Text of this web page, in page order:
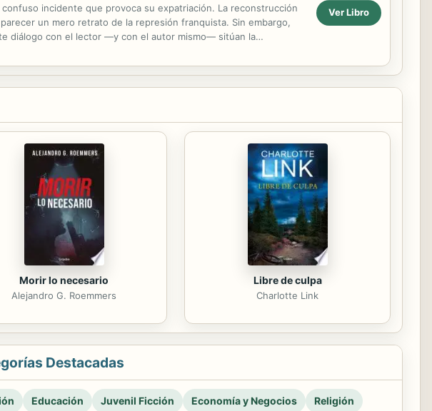
incidente que provoca su expatriación. La reconstrucción
un mero retrato de la represión franquista. Sin embargo,
diálogo con el lector —y con el autor mismo— sitúan la
Ver Libro
Morir lo necesario
Alejandro G. Roemmers
Libre de culpa
Charlotte Link
Destacadas
Educación Juvenil Ficción Economía y Negocios Religión